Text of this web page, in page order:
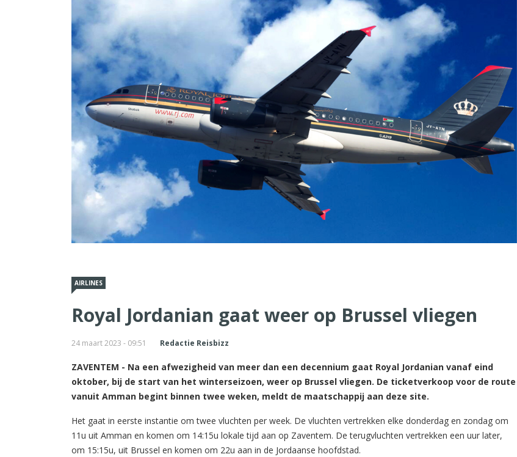
AIRLINES
Royal Jordanian gaat weer op Brussel vliegen
24 maart 2023 - 09:51 Redactie Reisbizz
ZAVENTEM - Na een afwezigheid van meer dan een decennium gaat Royal Jordanian vanaf eind
oktober, bij de start van het winterseizoen, weer op Brussel vliegen. De ticketverkoop voor de route
vanuit Amman begint binnen twee weken, meldt de maatschappij aan deze site.
Het gaat in eerste instantie om twee vluchten per week. De vluchten vertrekken elke donderdag en zondag om
11u uit Amman en komen om 14:15u lokale tijd aan op Zaventem. De terugvluchten vertrekken een uur later,
om 15:15u, uit Brussel en komen om 22u aan in de Jordaanse hoofdstad.